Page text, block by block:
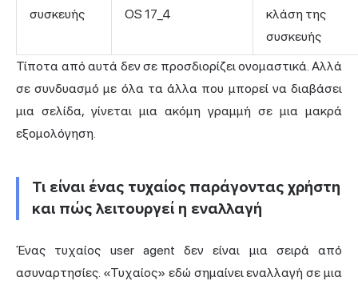
συσκευής
OS 17_4
κλάση της
συσκευής
Τίποτα από αυτά δεν σε προσδιορίζει ονομαστικά. Αλλά
σε συνδυασμό με όλα τα άλλα που μπορεί να διαβάσει
μια σελίδα, γίνεται μια ακόμη γραμμή σε μια μακρά
εξομολόγηση.
Τι είναι ένας τυχαίος παράγοντας χρήστη
και πώς λειτουργεί η εναλλαγή
Ένας τυχαίος user agent δεν είναι μια σειρά από
ασυναρτησίες. «Τυχαίος» εδώ σημαίνει εναλλαγή σε μια